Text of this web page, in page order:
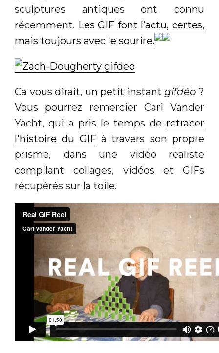
sculptures antiques ont connu
récemment. Les GIF font l’actu, certes,
mais toujours avec le sourire.
Ca vous dirait, un petit instant gifdéo ?
Vous pourrez remercier Cari Vander
Yacht, qui a pris le temps de retracer
l'histoire du GIF à travers son propre
prisme, dans une vidéo réaliste
compilant collages, vidéos et GIFs
récupérés sur la toile.